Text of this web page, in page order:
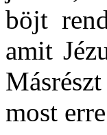
böjt
amit
most